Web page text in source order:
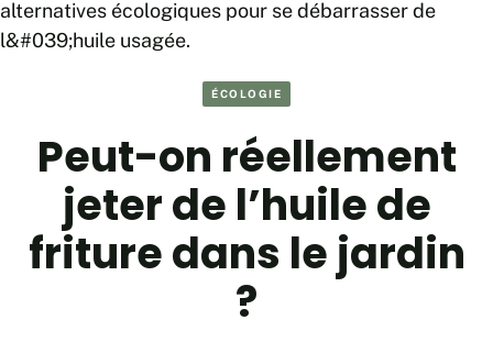
ÉCOLOGIE
Peut-on réellement
jeter de l’huile de
friture dans le jardin
?